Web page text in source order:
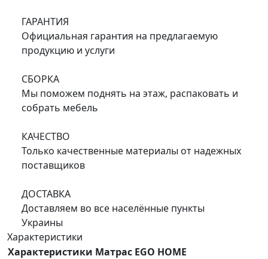
ГАРАНТИЯ
Официальная гарантия на предлагаемую
продукцию и услуги
СБОРКА
Мы поможем поднять на этаж, распаковать и
собрать мебель
КАЧЕСТВО
Только качественные материалы от надежных
поставщиков
ДОСТАВКА
Доставляем во все населённые пункты
Украины
Характеристики
Характеристики Матрас EGO HOME